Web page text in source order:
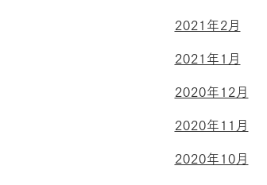
2021年2月
2021年1月
2020年12月
2020年11月
2020年10月